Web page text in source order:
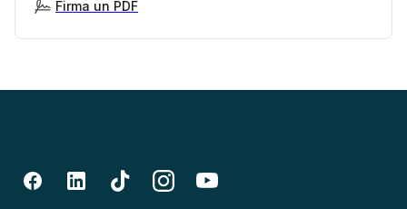
Firma un PDF